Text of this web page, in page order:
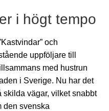
i högt tempo
och
uppföljare till
med hustrun
i Sverige. Nu har det
skilda vägar, vilket snabbt
den svenska